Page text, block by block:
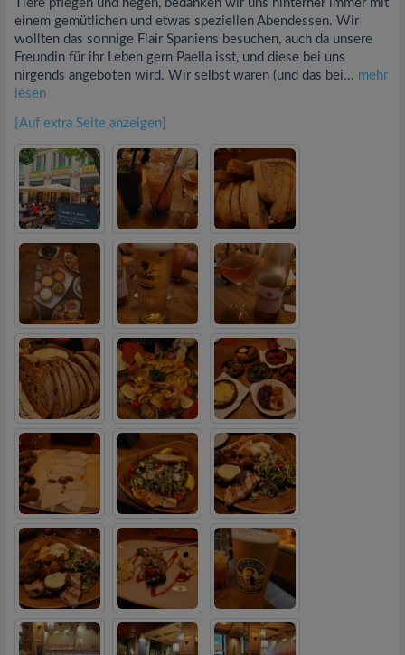
Tiere pflegen und hegen, bedanken wir uns hinterher immer mit
einem gemütlichen und etwas speziellen Abendessen. Wir
wollten das sonnige Flair Spaniens besuchen, auch da unsere
Freundin für ihr Leben gern Paella isst, und diese bei uns
nirgends angeboten wird. Wir selbst waren (und das bei... mehr
lesen
[Auf extra Seite anzeigen]